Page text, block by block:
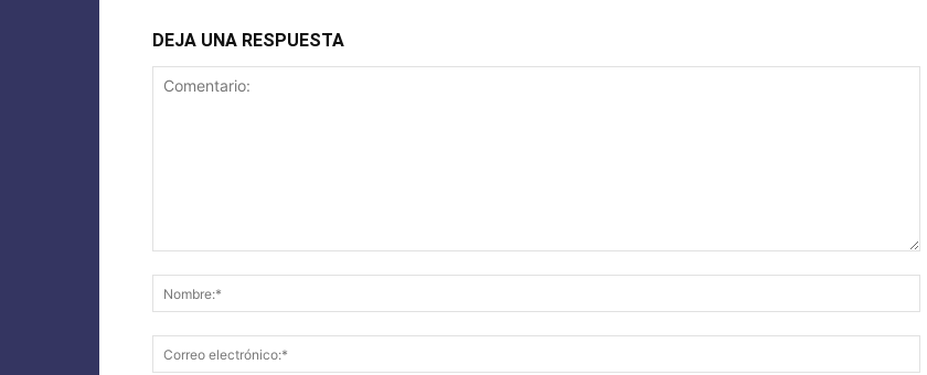
DEJA UNA RESPUESTA